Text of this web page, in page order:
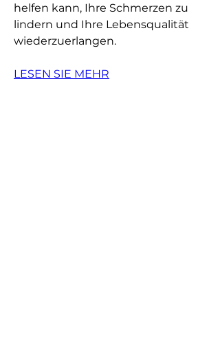
helfen kann, Ihre Schmerzen zu
lindern und Ihre Lebensqualität
wiederzuerlangen.
LESEN SIE MEHR